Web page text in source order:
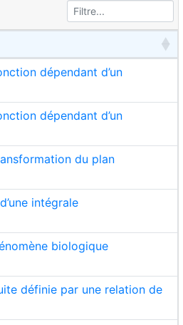
dépendant d’un
dépendant d’un
du plan
intégrale
biologique
définie par une relation de